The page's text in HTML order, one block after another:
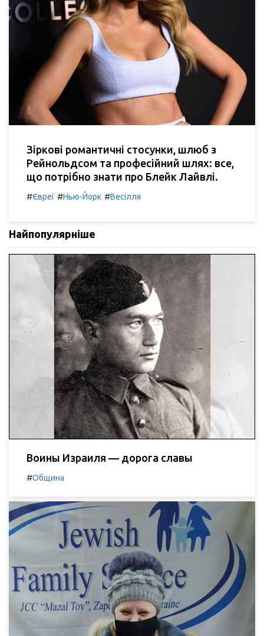
Зіркові романтичні стосунки, шлюб з
Рейнольдсом та професійний шлях: все,
що потрібно знати про Блейк Лайвлі.
#Євреї #Нью-Йорк #Весілля
Найпопулярніше
Воины Израиля — дорога славы
#Община